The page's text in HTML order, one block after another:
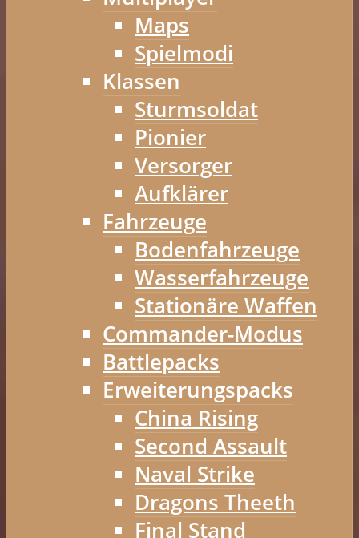
Maps
Spielmodi
Klassen
Sturmsoldat
Pionier
Versorger
Aufklärer
Fahrzeuge
Bodenfahrzeuge
Wasserfahrzeuge
Stationäre Waffen
Commander-Modus
Battlepacks
Erweiterungspacks
China Rising
Second Assault
Naval Strike
Dragons Theeth
Final Stand